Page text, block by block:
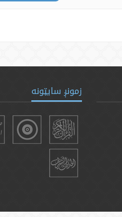
زمونږ سایټونه